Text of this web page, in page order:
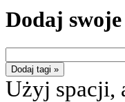
Dodaj
Dodaj tagi »
Użyj spacji,